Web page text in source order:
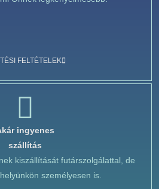
FELTÉTELEK
ingyenes
szállítás
kiszállítását futárszolgálattal, de
személyesen is.